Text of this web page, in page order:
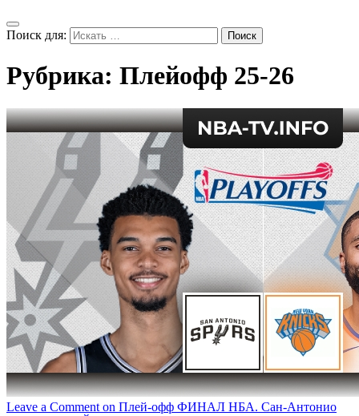
Поиск для:
Рубрика: Плейофф 25-26
Leave a Comment on Плей-офф ФИНАЛ НБА. Сан-Антонио